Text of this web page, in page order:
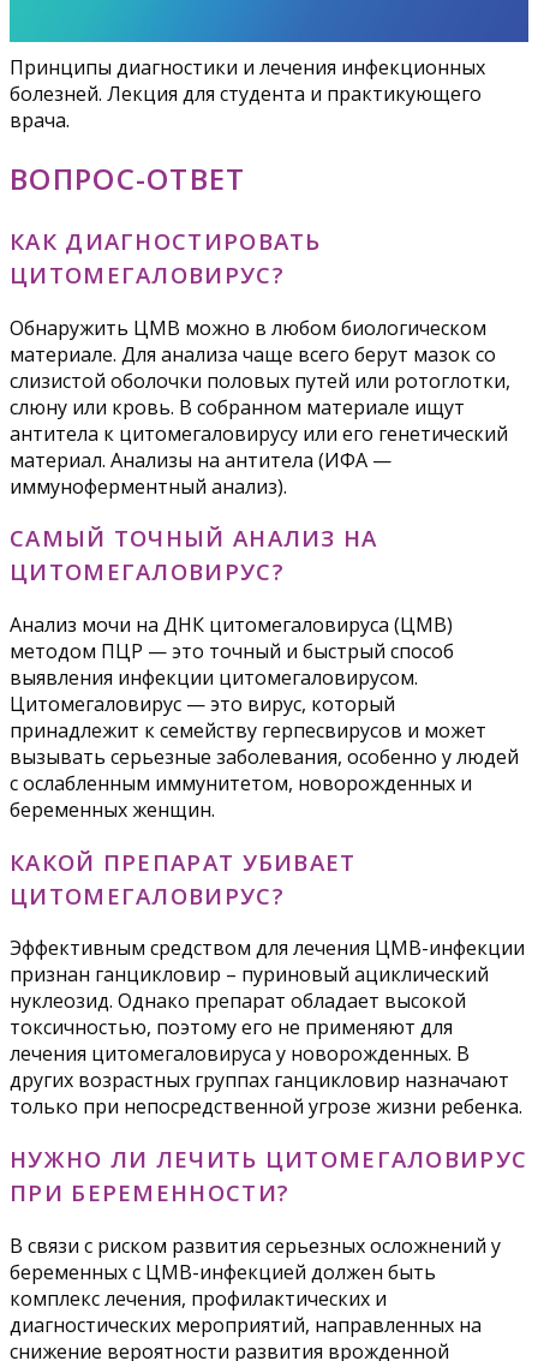
Принципы диагностики и лечения инфекционных
болезней. Лекция для студента и практикующего
врача.
ВОПРОС-ОТВЕТ
КАК ДИАГНОСТИРОВАТЬ
ЦИТОМЕГАЛОВИРУС?
Обнаружить ЦМВ можно в любом биологическом
материале. Для анализа чаще всего берут мазок со
слизистой оболочки половых путей или ротоглотки,
слюну или кровь. В собранном материале ищут
антитела к цитомегаловирусу или его генетический
материал. Анализы на антитела (ИФА —
иммуноферментный анализ).
САМЫЙ ТОЧНЫЙ АНАЛИЗ НА
ЦИТОМЕГАЛОВИРУС?
Анализ мочи на ДНК цитомегаловируса (ЦМВ)
методом ПЦР — это точный и быстрый способ
выявления инфекции цитомегаловирусом.
Цитомегаловирус — это вирус, который
принадлежит к семейству герпесвирусов и может
вызывать серьезные заболевания, особенно у людей
с ослабленным иммунитетом, новорожденных и
беременных женщин.
КАКОЙ ПРЕПАРАТ УБИВАЕТ
ЦИТОМЕГАЛОВИРУС?
Эффективным средством для лечения ЦМВ-инфекции
признан ганцикловир – пуриновый ациклический
нуклеозид. Однако препарат обладает высокой
токсичностью, поэтому его не применяют для
лечения цитомегаловируса у новорожденных. В
других возрастных группах ганцикловир назначают
только при непосредственной угрозе жизни ребенка.
НУЖНО ЛИ ЛЕЧИТЬ ЦИТОМЕГАЛОВИРУС
ПРИ БЕРЕМЕННОСТИ?
В связи с риском развития серьезных осложнений у
беременных с ЦМВ-инфекцией должен быть
комплекс лечения, профилактических и
диагностических мероприятий, направленных на
снижение вероятности развития врожденной